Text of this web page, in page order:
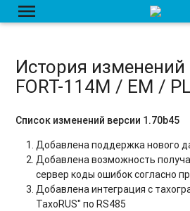
menu
История
FORT-114M / EM /
Список изменений версии 1.70b45
Добавлена поддержка нового
Добавлена возможность
сервер коды ошибок согласно
Добавлена интеграция с
ТахоRUS" по RS485